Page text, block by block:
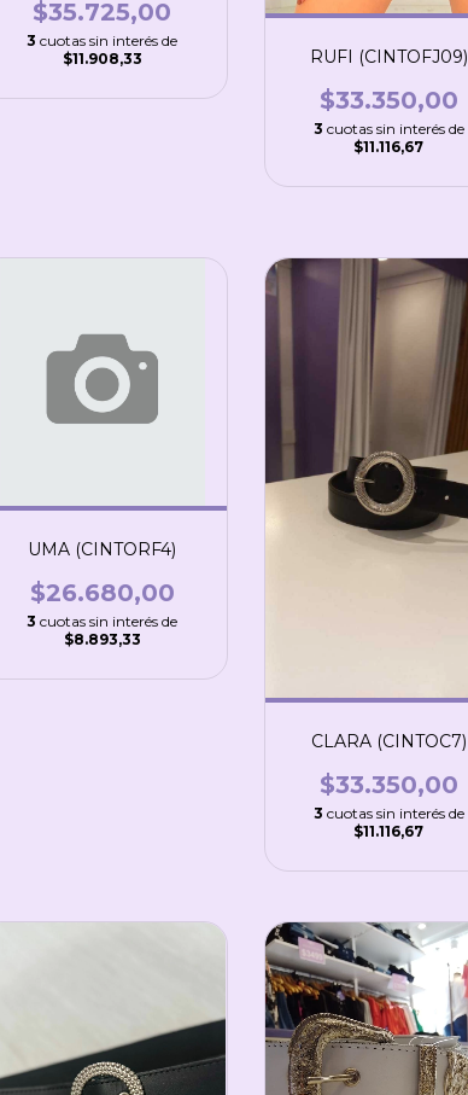
$35.725,00
3 cuotas sin interés de
$11.908,33
RUFI (CINTOFJ09)
$33.350,00
3 cuotas sin interés de
$11.116,67
UMA (CINTORF4)
$26.680,00
3 cuotas sin interés de
$8.893,33
CLARA (CINTOC7)
$33.350,00
3 cuotas sin interés de
$11.116,67